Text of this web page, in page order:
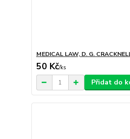
MEDICAL LAW, D. G.
50 Kč/ks
Přidat do